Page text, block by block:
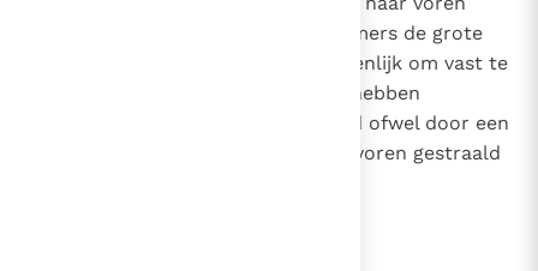
gebracht en vastgesteld zijn. Immers de grote
apostel Paulus vermaant ons openlijk om vast te
houden aan de tradities, die wij hebben
ontvangen ofwel door een woord ofwel door een
van de Heiligen, die tevoren gestraald